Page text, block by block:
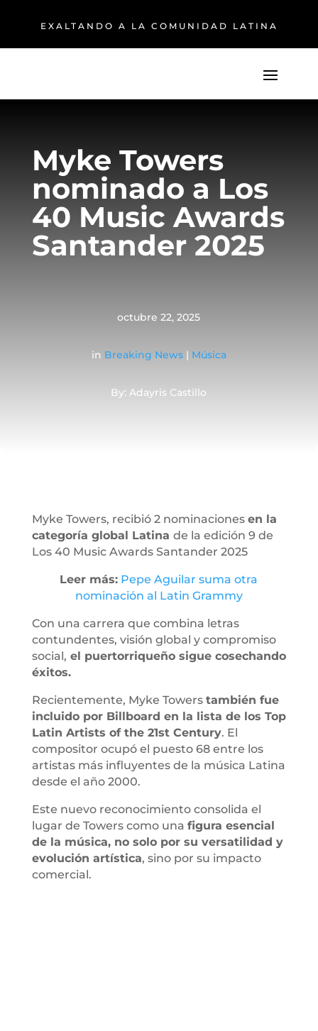
EXALTANDO A LA COMUNIDAD LATINA
Myke Towers
nominado a Los
40 Music Awards
Santander 2025
octubre 22, 2025
in Breaking News| Música
By: Adayris Castillo
Myke Towers, recibió 2 nominaciones en la
categoría global Latina de la edición 9 de
Los 40 Music Awards Santander 2025
Leer más: Pepe Aguilar suma otra
nominación al Latin Grammy
Con una carrera que combina letras
contundentes, visión global y compromiso
social, el puertorriqueño sigue cosechando
éxitos.
Recientemente, Myke Towers también fue
incluido por Billboard en la lista de los Top
Latin Artists of the 21st Century. El
compositor ocupó el puesto 68 entre los
artistas más influyentes de la música Latina
desde el año 2000.
Este nuevo reconocimiento consolida el
lugar de Towers como una figura esencial
de la música, no solo por su versatilidad y
evolución artística, sino por su impacto
comercial.